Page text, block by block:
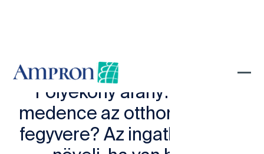
Folyékony arany: Miért a
medence az otthonod titkos
fegyvere? Az ingatlan árát is